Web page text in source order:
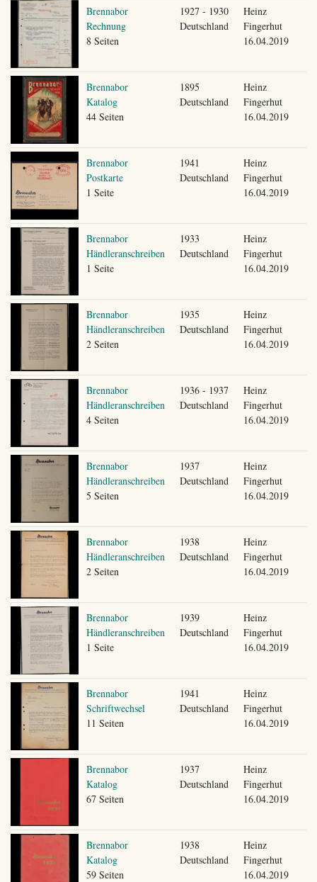
Brennabor
Rechnung
8 Seiten
1927 - 1930
Deutschland
Heinz
Fingerhut
16.04.2019
Brennabor
Katalog
44 Seiten
1895
Deutschland
Heinz
Fingerhut
16.04.2019
Brennabor
Postkarte
1 Seite
1941
Deutschland
Heinz
Fingerhut
16.04.2019
Brennabor
Händleranschreiben
1 Seite
1933
Deutschland
Heinz
Fingerhut
16.04.2019
Brennabor
Händleranschreiben
2 Seiten
1935
Deutschland
Heinz
Fingerhut
16.04.2019
Brennabor
Händleranschreiben
4 Seiten
1936 - 1937
Deutschland
Heinz
Fingerhut
16.04.2019
Brennabor
Händleranschreiben
5 Seiten
1937
Deutschland
Heinz
Fingerhut
16.04.2019
Brennabor
Händleranschreiben
2 Seiten
1938
Deutschland
Heinz
Fingerhut
16.04.2019
Brennabor
Händleranschreiben
1 Seite
1939
Deutschland
Heinz
Fingerhut
16.04.2019
Brennabor
Schriftwechsel
11 Seiten
1941
Deutschland
Heinz
Fingerhut
16.04.2019
Brennabor
Katalog
67 Seiten
1937
Deutschland
Heinz
Fingerhut
16.04.2019
Brennabor
Katalog
59 Seiten
1938
Deutschland
Heinz
Fingerhut
16.04.2019